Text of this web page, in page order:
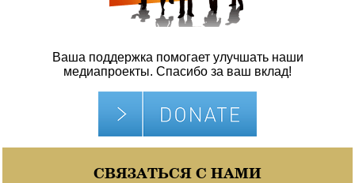
Ваша поддержка помогает улучшать наши
медиапроекты. Спасибо за ваш вклад!
СВЯЗАТЬСЯ С НАМИ